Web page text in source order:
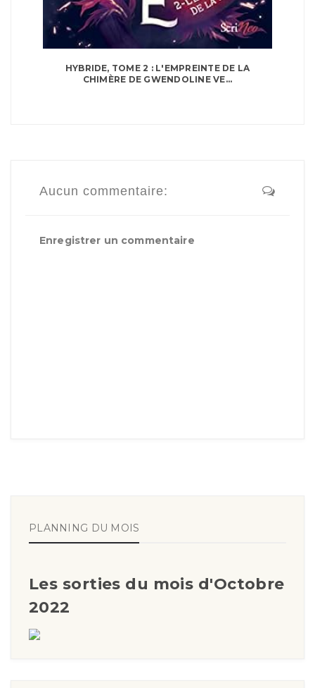
HYBRIDE, TOME 2 : L'EMPREINTE DE LA
CHIMÈRE DE GWENDOLINE VE...
Aucun commentaire:
Enregistrer un commentaire
PLANNING DU MOIS
Les sorties du mois d'Octobre
2022